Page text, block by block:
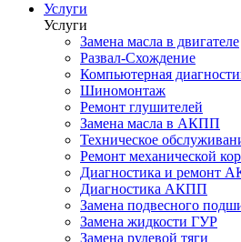
Услуги
Услуги
Замена масла в двигателе
Развал-Схождение
Компьютерная
Шиномонтаж
Ремонт глушителей
Замена масла в АКПП
Техническое
Ремонт механической
Диагностика и ремонт
Диагностика АКПП
Замена подвесного
Замена жидкости ГУР
Замена рулевой тяги